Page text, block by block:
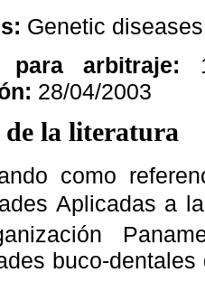
Genetic
para arbitraje:
28/04/2003
de la literatura
como
Aplicadas a
buco-